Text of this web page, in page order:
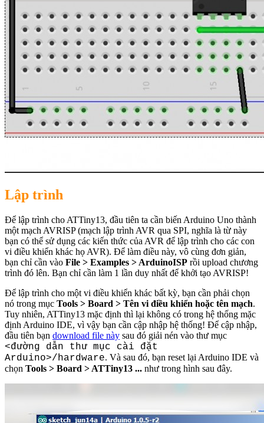
Lập trình
Để lập trình cho ATTiny13, đầu tiên ta cần biến Arduino Uno thành
một mạch AVRISP (mạch lập trình AVR qua SPI, nghĩa là từ này
bạn có thể sử dụng các kiến thức của AVR để lập trình cho các con
vi điều khiển khác họ AVR). Để làm điều này, vô cùng đơn giản,
bạn chỉ cần vào File > Examples > ArduinoISP rồi upload chương
trình đó lên. Bạn chỉ cần làm 1 lần duy nhất để khởi tạo AVRISP!
Để lập trình cho một vi điều khiển khác bất kỳ, bạn cần phải chọn
nó trong mục Tools > Board > Tên vi điều khiển hoặc tên mạch.
Tuy nhiên, ATTiny13 mặc định thì lại không có trong hệ thống mặc
định Arduino IDE, vì vậy bạn cần cập nhập hệ thống! Để cập nhập,
đầu tiên bạn download file này sau đó giải nén vào thư mục
<đường dẫn thư mục cài đặt
Arduino>/hardware. Và sau đó, bạn reset lại Arduino IDE và
chọn Tools > Board > ATTiny13 ... như trong hình sau đây.